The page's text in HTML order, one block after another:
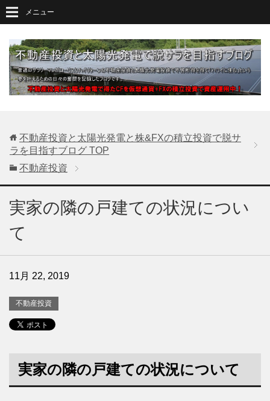
メニュー
不動産投資と太陽光発電と株&FXの積立投資で脱サ
ラを目指すブログ TOP
不動産投資
実家の隣の戸建ての状況につい
て
11月 22, 2019
不動産投資
実家の隣の戸建ての状況について